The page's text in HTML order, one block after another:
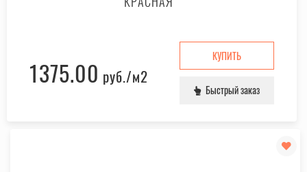
1375.00 руб./м2
КУПИТЬ
Быстрый заказ